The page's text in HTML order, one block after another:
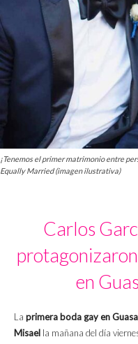
¡Tenemos el primer matrimonio entre
Equally Married (imagen ilustrativa)
Carlos
en
La primera boda gay en
Misael la mañana del día